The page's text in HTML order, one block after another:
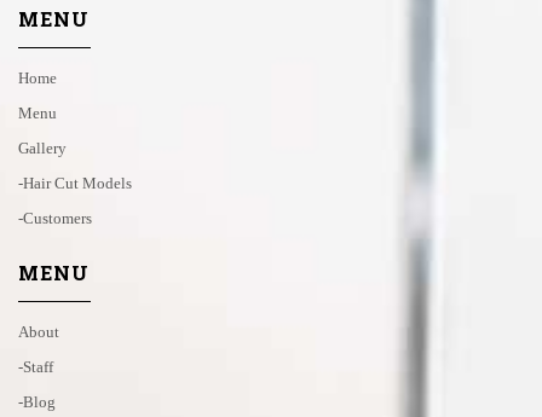
MENU
Home
Menu
Gallery
-hair Cut Models
-customers
MENU
About
-staff
-blog